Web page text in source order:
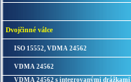
Dvojčinné válce
ISO 15552, VDMA 24562
VDMA 24562
VDMA 24562 s integrovanými drážkami